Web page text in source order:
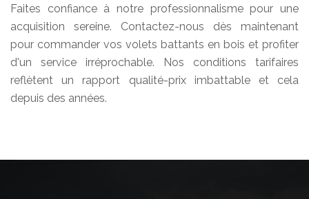
Faites confiance à notre professionnalisme pour une
acquisition sereine. Contactez-nous dès maintenant
pour commander vos volets battants en bois et profiter
d'un service irréprochable. Nos conditions tarifaires
reflètent un rapport qualité-prix imbattable et cela
depuis des années.